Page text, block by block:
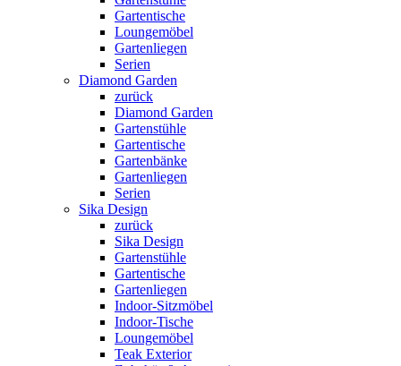
Gartentische
Loungemöbel
Gartenliegen
Serien
Diamond Garden
zurück
Diamond Garden
Gartenstühle
Gartentische
Gartenbänke
Gartenliegen
Serien
Sika Design
zurück
Sika Design
Gartenstühle
Gartentische
Gartenliegen
Indoor-Sitzmöbel
Indoor-Tische
Loungemöbel
Teak Exterior